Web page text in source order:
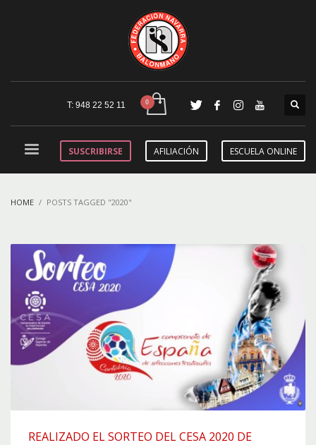
T: 948 22 52 11
SUSCRIBIRSE AFILIACIÓN ESCUELA ONLINE
HOME POSTS TAGGED "2020"
REALIZADO EL SORTEO DEL CESA 2020 DE